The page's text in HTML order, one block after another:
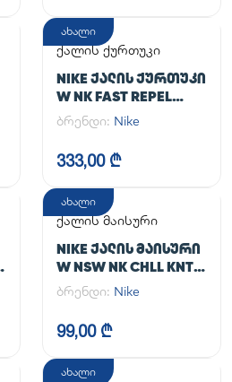
ახალი
ქალის ქურთუკი
NIKE ᲥᲐᲚᲘᲡ ᲥᲣᲠᲗᲣᲙᲘ
W NK FAST REPEL
JACKET
ბრენდი: Nike
333,00 ₾
ახალი
ქალის მაისური
NIKE ᲥᲐᲚᲘᲡ ᲛᲐᲘᲡᲣᲠᲘ
W NSW NK CHLL KNT
MD CRP
ბრენდი: Nike
99,00 ₾
ახალი